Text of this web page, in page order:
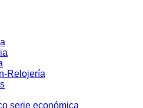
Relojería
serie económica